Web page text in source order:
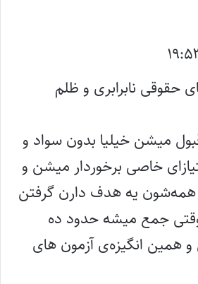
حقوقی نابرابری و ظلم
میشن خیلیا بدون سواد و
خاصی برخوردار میشن و
یه هدف دارن گرفتن
جمع میشه حدود ده
و همین انگیزه‌ی آزمون های